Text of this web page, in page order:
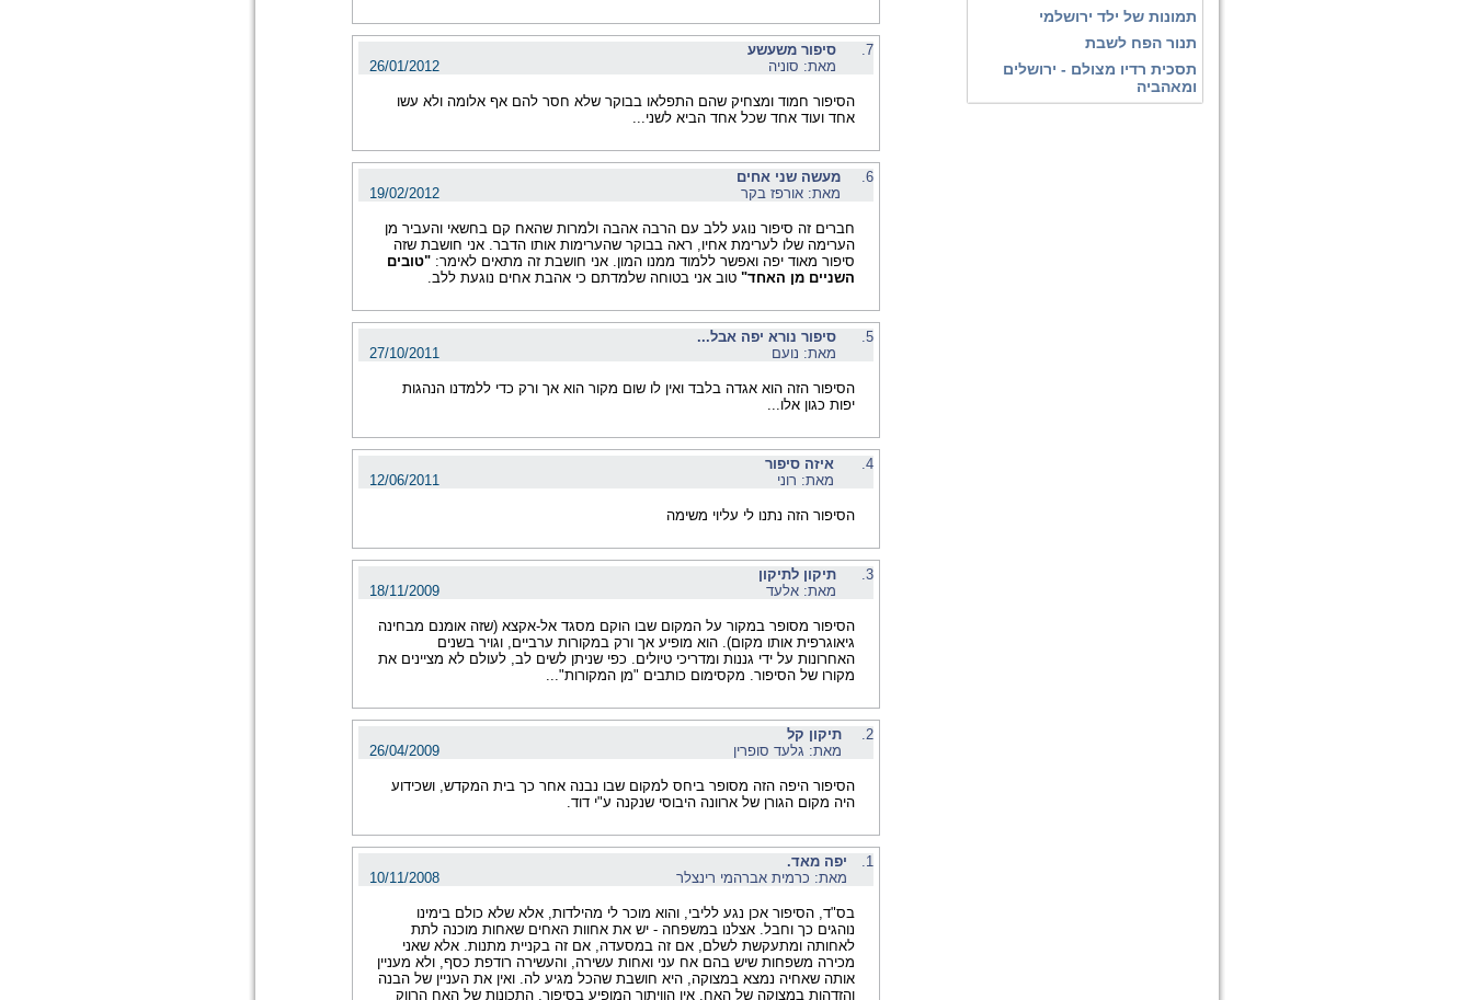
תמונות של ילד ירושלמי
תנור הפח לשבת
תסכית רדיו מצולם - ירושלים
ומאהביה
7.
סיפור משעשע
מאת: סוניה
26/01/2012
הסיפור חמוד ומצחיק שהם התפלאו בבוקר שלא חסר להם אף אלומה ולא עשו
אחד ועוד אחד שכל אחד הביא לשני...
6.
מעשה שני אחים
מאת: אורפז בקר
19/02/2012
חברים זה סיפור נוגע ללב עם הרבה אהבה ולמרות שהאח קם בחשאי והעביר מן
הערימה שלו לערימת אחיו, ראה בבוקר שהערימות אותו הדבר. אני חושבת שזה
סיפור מאוד יפה ואפשר ללמוד ממנו המון. אני חושבת זה מתאים לאימר:"טובים
השניים מן האחד" טוב אני בטוחה שלמדתם כי אהבת אחים נוגעת ללב.
5.
סיפור נורא יפה אבל...
מאת: נועם
27/10/2011
הסיפור הזה הוא אגדה בלבד ואין לו שום מקור הוא אך ורק כדי ללמדנו הנהגות
יפות כגון אלו...
4.
איזה סיפור
מאת: רוני
12/06/2011
הסיפור הזה נתנו לי עליוי משימה
3.
תיקון לתיקון
מאת: אלעד
18/11/2009
הסיפור מסופר במקור על המקום שבו הוקם מסגד אל-אקצא (שזה אומנם מבחינה
גיאוגרפית אותו מקום). הוא מופיע אך ורק במקורות ערביים, וגויר בשנים
האחרונות על ידי גננות ומדריכי טיולים. כפי שניתן לשים לב, לעולם לא מציינים את
מקורו של הסיפור. מקסימום כותבים "מן המקורות"...
2.
תיקון קל
מאת: גלעד סופרין
26/04/2009
הסיפור היפה הזה מסופר ביחס למקום שבו נבנה אחר כך בית המקדש, ושכידוע
היה מקום הגורן של ארוונה היבוסי שנקנה ע"י דוד.
1.
יפה מאד.
מאת: כרמית אברהמי רינצלר
10/11/2008
בס"ד, הסיפור אכן נגע לליבי, והוא מוכר לי מהילדות, אלא שלא כולם בימינו
נוהגים כך וחבל. אצלנו במשפחה - יש את אחוות האחים שאחות מוכנה לתת
לאחותה ומתעקשת לשלם, אם זה במסעדה, אם זה בקניית מתנות. אלא שאני
מכירה משפחות שיש בהם אח עני ואחות עשירה, והעשירה רודפת כסף, ולא מעניין
אותה שאחיה נמצא במצוקה, היא חושבת שהכל מגיע לה. ואין את העניין של הבנה
והזדהות במצוקה של האח, אין הוויתור המופיע בסיפור, התכונות של האח הרווק